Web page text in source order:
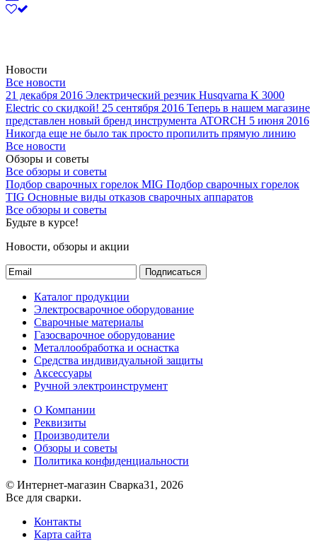
Новости
Все новости
21 декабря 2016 Электрический резчик Husqvarna K 3000
Electric со скидкой! 25 сентября 2016 Теперь в нашем магазине
представлен новый бренд инструмента ATORCH 5 июня 2016
Никогда еще не было так просто пропилить прямую линию
Все новости
Обзоры и советы
Все обзоры и советы
Подбор сварочных горелок MIG Подбор сварочных горелок
TIG Основные виды отказов сварочных аппаратов
Все обзоры и советы
Будьте в курсе!
Новости, обзоры и акции
Подписаться
Каталог продукции
Электросварочное оборудование
Сварочные материалы
Газосварочное оборудование
Металлообработка и оснастка
Средства индивидуальной защиты
Аксессуары
Ручной электроинструмент
О Компании
Реквизиты
Производители
Обзоры и советы
Политика конфиденциальности
© Интернет-магазин Сварка31, 2026
Все для сварки.
Контакты
Карта сайта